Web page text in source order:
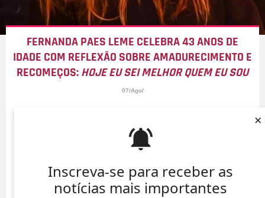
Inscreva-se para receber as
notícias mais importantes
×
FERNANDA PAES LEME CELEBRA 43 ANOS DE
IDADE COM REFLEXÃO SOBRE AMADURECIMENTO E
RECOMEÇOS:HOJE EU SEI MELHOR QUEM EU SOU
07/Ago/